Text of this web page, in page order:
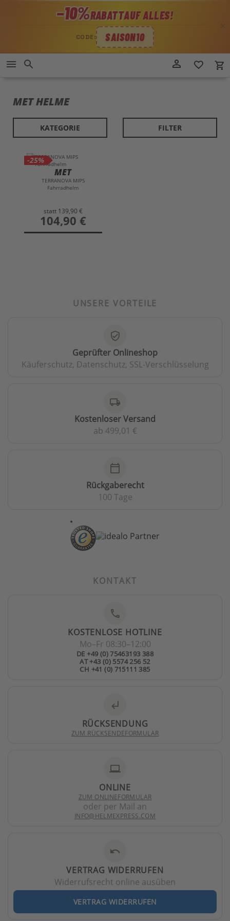
−10%RABATTAUF ALLES!
CODE: SAISON10
Direkt
person_outline favorite_border local_grocery_store
menu search
MET HELME
KATEGORIE FILTER
-25%
MET
TERRANOVA MIPS
Fahrradhelm
statt 139,90 €
preis
104,90 €
UNSERE VORTEILE
verified_user
Geprüfter Onlineshop
Käuferschutz, Datenschutz, SSL-Verschlüsselung
local_shipping
Kostenloser Versand
ab 499,01 €
calendar_today
Rückgaberecht
100 Tage
KONTAKT
phone
KOSTENLOSE HOTLINE
Mo–Fr 08:30–12:00
DE +49 (0) 75463193 388
AT +43 (0) 5574 256 52
CH +41 (0) 715111 385
subdirectory_arrow_left
RÜCKSENDUNG
ZUM RÜCKSENDEFORMULAR
laptop
ONLINE
ZUM ONLINEFORMULAR
oder per Mail an
INFO@HELMEXPRESS.COM
undo
VERTRAG WIDERRUFEN
Widerrufsrecht online ausüben
VERTRAG WIDERRUFEN